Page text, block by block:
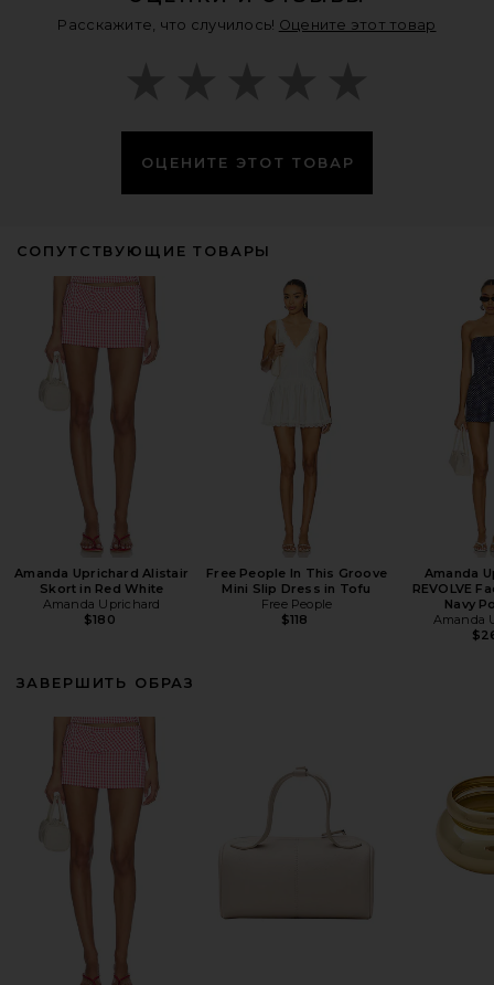
Расскажите, что случилось! Оцените этот товар
ОЦЕНИТЕ ЭТОТ ТОВАР
СОПУТСТВУЮЩИЕ ТОВАРЫ
Amanda Uprichard Alistair
Skort in Red White
Amanda Uprichard
$180
Free People In This Groove
Mini Slip Dress in Tofu
Free People
$118
Amanda
REVOLVE
Navy
Amanda
ЗАВЕРШИТЬ ОБРАЗ